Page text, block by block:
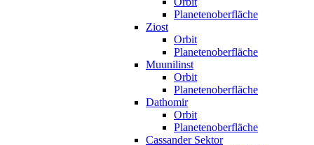
Planetenoberfläche
Ziost
Orbit
Planetenoberfläche
Muunilinst
Orbit
Planetenoberfläche
Dathomir
Orbit
Planetenoberfläche
Cassander Sektor